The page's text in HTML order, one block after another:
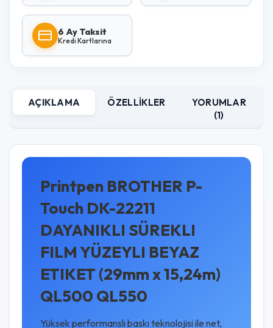
6 Ay Taksit
Kredi Kartlarına
AÇIKLAMA ÖZELLIKLER
YORUMLAR
(1)
Printpen BROTHER P-
Touch DK-22211
DAYANIKLI SÜREKLI
FILM YÜZEYLI BEYAZ
ETIKET (29mm x 15,24m)
QL500 QL550
Yüksek performanslı baskı teknolojisi ile net,